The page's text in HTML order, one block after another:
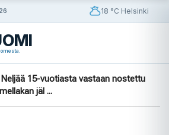
18 °C Helsinki
Puola ja Yhdysvallat neuvottelevat
Neljää 15-vuotiasta vastaan nostettu
jäl ...
Yli 1 000 saksalaista oikeusalan